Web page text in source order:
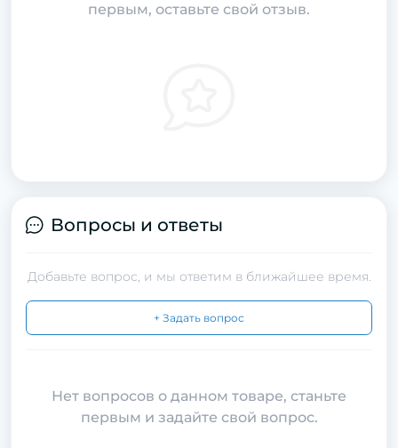
первым, оставьте свой отзыв.
Вопросы и ответы
Добавьте вопрос, и мы ответим в ближайшее время.
+ Задать вопрос
Нет вопросов о данном товаре, станьте
первым и задайте свой вопрос.